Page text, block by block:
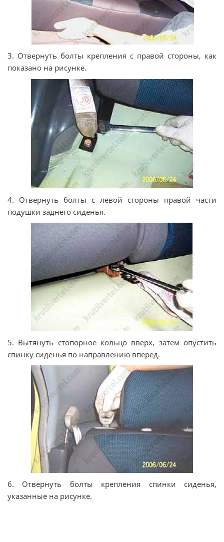
3. Отвернуть болты крепления с правой стороны, как
показано на рисунке.
4. Отвернуть болты с левой стороны правой части
подушки заднего сиденья.
5. Вытянуть стопорное кольцо вверх, затем опустить
спинку сиденья по направлению вперед.
6. Отвернуть болты крепления спинки сиденья,
указанные на рисунке.